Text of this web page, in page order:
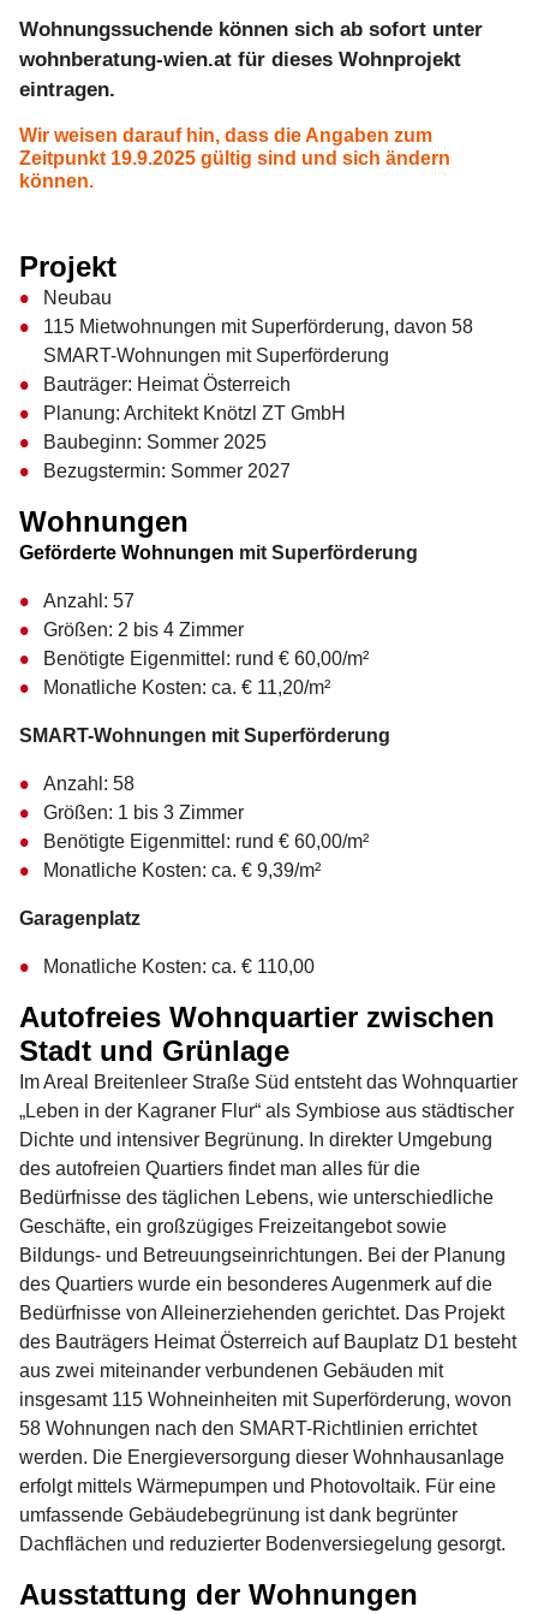
Wohnungssuchende können sich ab sofort unter
wohnberatung-wien.at für dieses Wohnprojekt
eintragen.
Wir weisen darauf hin, dass die Angaben zum
Zeitpunkt 19.9.2025 gültig sind und sich ändern
können.
Projekt
Neubau
115 Mietwohnungen mit Superförderung, davon 58
SMART-Wohnungen mit Superförderung
Bauträger: Heimat Österreich
Planung: Architekt Knötzl ZT GmbH
Baubeginn: Sommer 2025
Bezugstermin: Sommer 2027
Wohnungen
Geförderte Wohnungen mit Superförderung
Anzahl: 57
Größen: 2 bis 4 Zimmer
Benötigte Eigenmittel: rund € 60,00/m²
Monatliche Kosten: ca. € 11,20/m²
SMART-Wohnungen mit Superförderung
Anzahl: 58
Größen: 1 bis 3 Zimmer
Benötigte Eigenmittel: rund € 60,00/m²
Monatliche Kosten: ca. € 9,39/m²
Garagenplatz
Monatliche Kosten: ca. € 110,00
Autofreies Wohnquartier zwischen
Stadt und Grünlage
Im Areal Breitenleer Straße Süd entsteht das Wohnquartier
„Leben in der Kagraner Flur“ als Symbiose aus städtischer
Dichte und intensiver Begrünung. In direkter Umgebung
des autofreien Quartiers findet man alles für die
Bedürfnisse des täglichen Lebens, wie unterschiedliche
Geschäfte, ein großzügiges Freizeitangebot sowie
Bildungs- und Betreuungseinrichtungen. Bei der Planung
des Quartiers wurde ein besonderes Augenmerk auf die
Bedürfnisse von Alleinerziehenden gerichtet. Das Projekt
des Bauträgers Heimat Österreich auf Bauplatz D1 besteht
aus zwei miteinander verbundenen Gebäuden mit
insgesamt 115 Wohneinheiten mit Superförderung, wovon
58 Wohnungen nach den SMART-Richtlinien errichtet
werden. Die Energieversorgung dieser Wohnhausanlage
erfolgt mittels Wärmepumpen und Photovoltaik. Für eine
umfassende Gebäudebegrünung ist dank begrünter
Dachflächen und reduzierter Bodenversiegelung gesorgt.
Ausstattung der Wohnungen